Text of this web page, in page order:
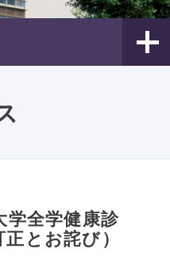
学全学健康診
とお詫び）